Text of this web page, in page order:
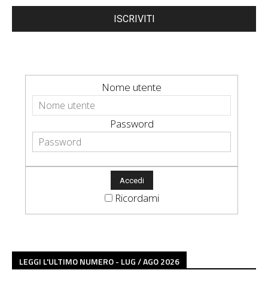
ISCRIVITI
Nome utente
Password
Ricordami
LEGGI L'ULTIMO NUMERO - LUG / AGO 2026